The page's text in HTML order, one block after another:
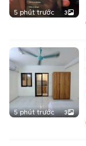
5 phút trước 3
5 phút trước 3